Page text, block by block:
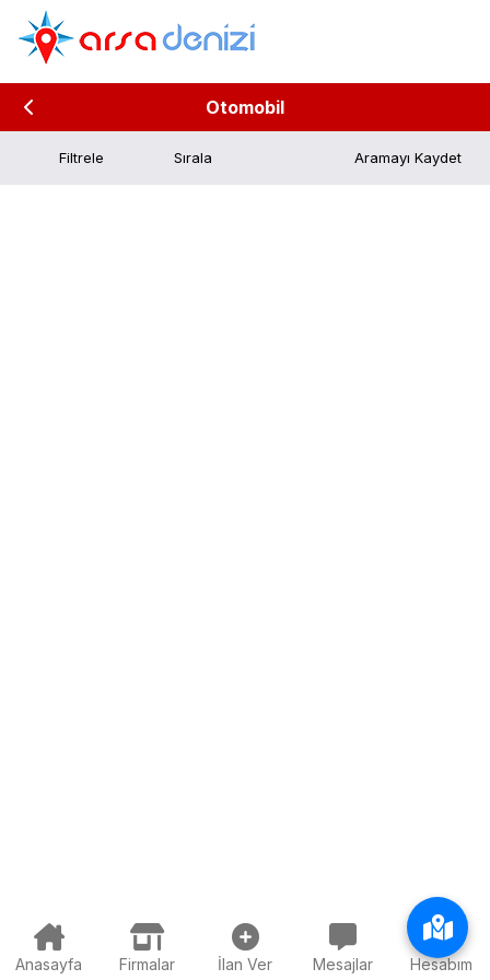
Otomobil
Filtrele Aramayı Kaydet
Anasayfa Firmalar İlan Ver Mesajlar Hesabım